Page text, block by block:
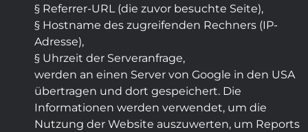
§ Referrer-URL (die zuvor besuchte Seite),
§ Hostname des zugreifenden Rechners (IP-
Adresse),
§ Uhrzeit der Serveranfrage,
werden an einen Server von Google in den USA
übertragen und dort gespeichert. Die
Informationen werden verwendet, um die
Nutzung der Website auszuwerten, um Reports